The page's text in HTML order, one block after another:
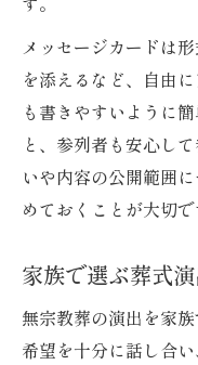
メッセージカードは
を添えるなど、自由
も書きやすいように
と、参列者も安心し
いや内容の公開範囲
めておくことが大切で
家族で選ぶ葬式
無宗教葬の演出を家
希望を十分に話し合